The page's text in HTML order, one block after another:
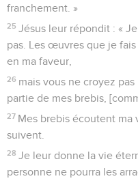
franchement. »
25 Jésus leur répondit : «
pas. Les œuvres que je
en ma faveur,
26 mais vous ne croyez
partie de mes brebis,
27 Mes brebis écoutent ma
suivent.
28 Je leur donne la vie
personne ne pourra les